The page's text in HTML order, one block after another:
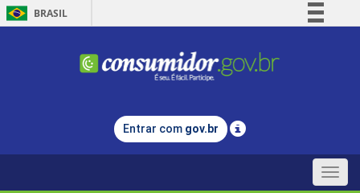
BRASIL
Comunica BR
Legislação
Entrar com gov.br
Toggle